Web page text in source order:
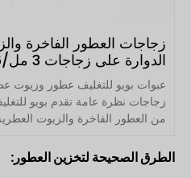
زجاجات العطور الفاخرة
الدوارة على زجاجات 3 مل/6 مل/12 م
عبوات بويو للتغليف عطور وزيوت
زجاجات نظرة عامة تقدم بويو
من العطور الفاخرة والزيوت
الطرق الصحيحة لتخزين العطور: